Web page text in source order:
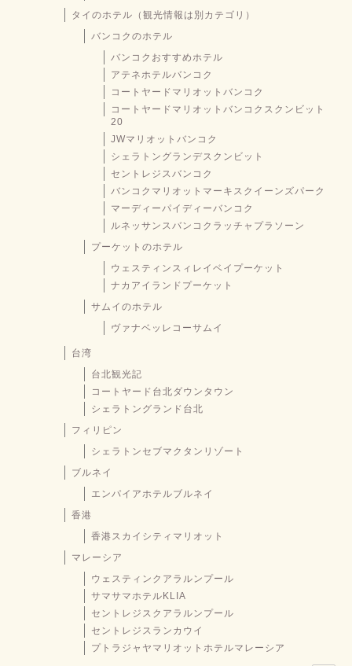
タイのホテル（観光情報は別カテゴリ）
バンコクのホテル
バンコクおすすめホテル
アテネホテルバンコク
コートヤードマリオットバンコク
コートヤードマリオットバンコクスクンビット
20
JWマリオットバンコク
シェラトングランデスクンビット
セントレジスバンコク
バンコクマリオットマーキスクイーンズパーク
マーディーパイディーバンコク
ルネッサンスバンコクラッチャプラソーン
プーケットのホテル
ウェスティンスィレイベイプーケット
ナカアイランドプーケット
サムイのホテル
ヴァナベッレコーサムイ
台湾
台北観光記
コートヤード台北ダウンタウン
シェラトングランド台北
フィリピン
シェラトンセブマクタンリゾート
ブルネイ
エンパイアホテルブルネイ
香港
香港スカイシティマリオット
マレーシア
ウェスティンクアラルンプール
サマサマホテルKLIA
セントレジスクアラルンプール
セントレジスランカウイ
プトラジャヤマリオットホテルマレーシア